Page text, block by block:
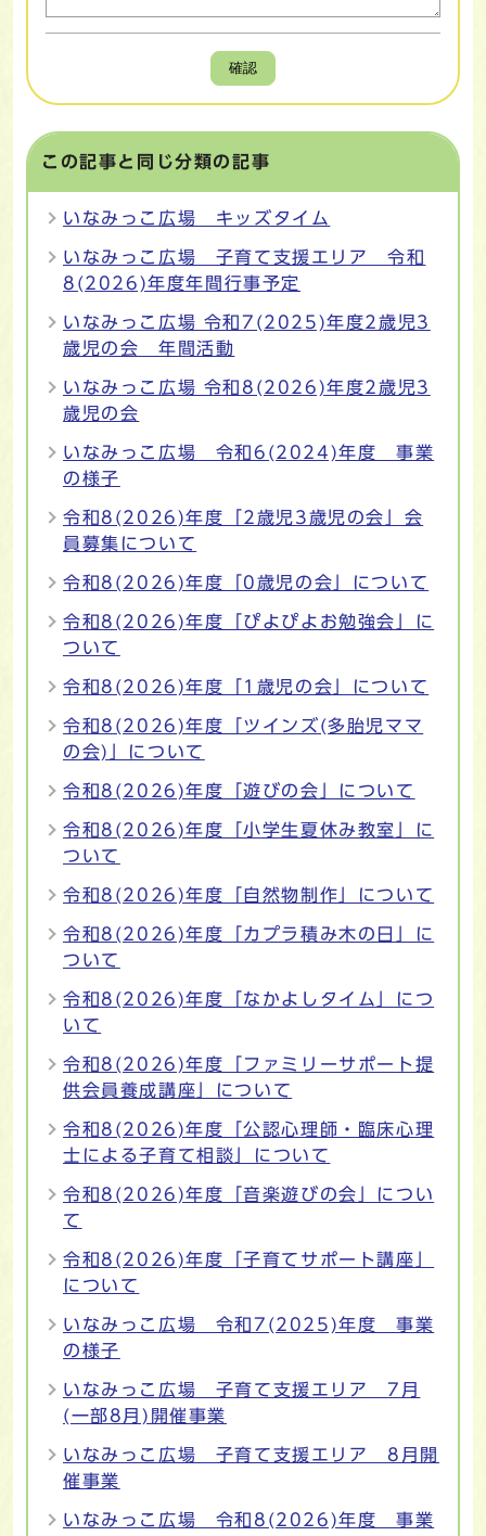
確認
この記事と同じ分類の記事
いなみっこ広場 キッズタイム
いなみっこ広場 子育て支援エリア 令和
8(2026)年度年間行事予定
いなみっこ広場 令和7(2025)年度2歳児3
歳児の会 年間活動
いなみっこ広場 令和8(2026)年度2歳児3
歳児の会
いなみっこ広場 令和6(2024)年度 事業
の様子
令和8(2026)年度「2歳児3歳児の会」会
員募集について
令和8(2026)年度「0歳児の会」について
令和8(2026)年度「ぴよぴよお勉強会」に
ついて
令和8(2026)年度「1歳児の会」について
令和8(2026)年度「ツインズ(多胎児ママ
の会)」について
令和8(2026)年度「遊びの会」について
令和8(2026)年度「小学生夏休み教室」に
ついて
令和8(2026)年度「自然物制作」について
令和8(2026)年度「カプラ積み木の日」に
ついて
令和8(2026)年度「なかよしタイム」につ
いて
令和8(2026)年度「ファミリーサポート提
供会員養成講座」について
令和8(2026)年度「公認心理師・臨床心理
士による子育て相談」について
令和8(2026)年度「音楽遊びの会」につい
て
令和8(2026)年度「子育てサポート講座」
について
いなみっこ広場 令和7(2025)年度 事業
の様子
いなみっこ広場 子育て支援エリア 7月
(一部8月)開催事業
いなみっこ広場 子育て支援エリア 8月開
催事業
いなみっこ広場 令和8(2026)年度 事業